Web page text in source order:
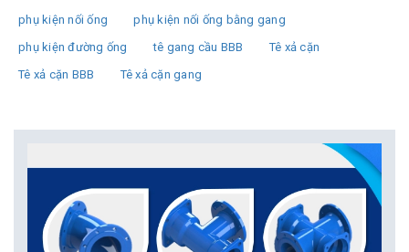
phụ kiện nối ống
phụ kiện nối ống bằng gang
phụ kiện đường ống
tê gang cầu BBB
Tê xả cặn
Tê xả cặn BBB
Tê xả cặn gang